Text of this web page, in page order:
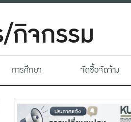
กิจกรรม
การศึกษา จัดซื้อจัดจ้าง